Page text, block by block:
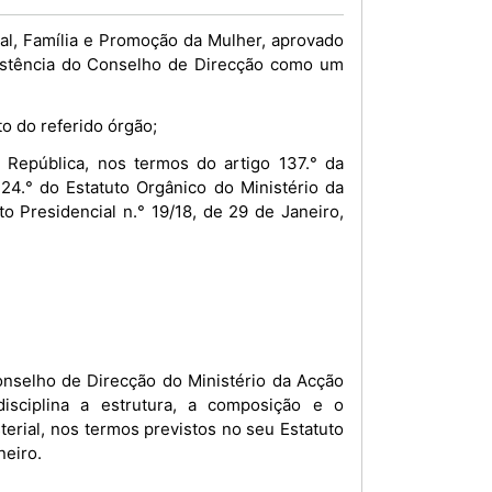
Família e Promoção da Mulher, aprovado
do Conselho de Direcção como um
do referido órgão;
nos termos do artigo 137.° da
do Estatuto Orgânico do Ministério da
Presidencial n.° 19/18, de 29 de Janeiro,
de Direcção do Ministério da Acção
a estrutura, a composição e o
nos termos previstos no seu Estatuto